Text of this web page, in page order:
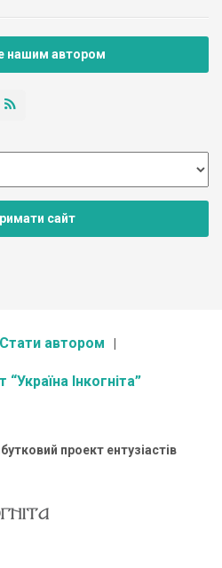
нашим автором
сайт
Стати автором
Інкогніта”
проект ентузіастів